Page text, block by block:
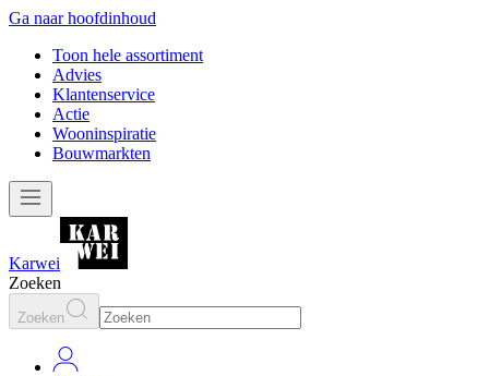
Ga naar hoofdinhoud
Toon hele assortiment
Advies
Klantenservice
Actie
Wooninspiratie
Bouwmarkten
Karwei
Zoeken
Zoeken